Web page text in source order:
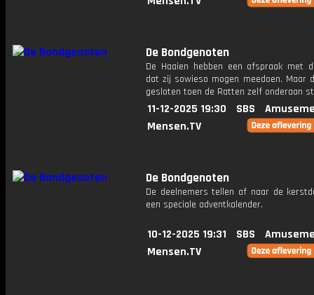
De Bondgenoten
De Haaien hebben een afspraak met
dat zij sowieso mogen meedoen. Maar
gesloten toen de Ratten zelf onderaan
11-12-2025 19:30 SBS
Mensen.TV
De Bondgenoten
De deelnemers tellen af naar de
een speciale adventkalender.
10-12-2025 19:31 SBS
Mensen.TV